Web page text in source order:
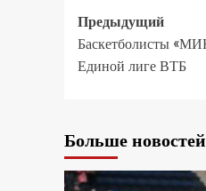
Предыдущий
Баскетболисты
Единой лиге ВТБ
Больше новостей